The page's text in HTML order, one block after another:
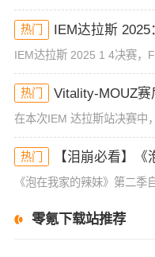
热门 IEM达拉斯
热门 Vitality-MOUZ
热门
零氪下载站推荐